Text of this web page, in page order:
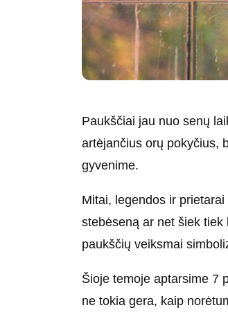
Paukščiai jau nuo senų
artėjančius orų pokyčius,
gyvenime.
Mitai, legendos ir
stebėseną ar net šiek
paukščių veiksmai
Šioje temoje aptarsime 7
ne tokia gera, kaip